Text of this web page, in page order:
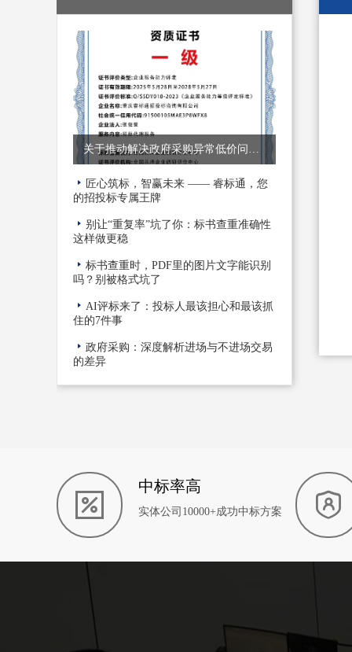
匠心筑标，智赢未来 —— 睿标通，您
的招投标专属王牌
别让“重复率”坑了你：标书查重准确性
这样做更稳
标书查重时，PDF里的图片文字能识别
吗？别被格式坑了
AI评标来了：投标人最该担心和最该抓
住的7件事
政府采购：深度解析进场与不进场交易
的差异
中标率高
实体公司10000+成功中标方案